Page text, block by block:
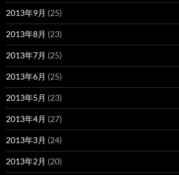
2013年9月 (25)
2013年8月 (23)
2013年7月 (25)
2013年6月 (25)
2013年5月 (23)
2013年4月 (27)
2013年3月 (24)
2013年2月 (20)